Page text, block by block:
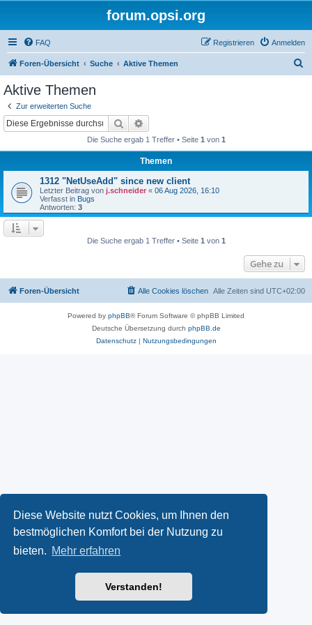
Diese Website nutzt Cookies, um Ihnen den
bestmöglichen Komfort bei der Nutzung zu
bieten. Mehr erfahren
Verstanden!
forum.opsi.org
FAQ Anmelden
Registrieren
Foren-Übersicht Suche Aktive Themen
Aktive Themen
Zur erweiterten Suche
Suche
Die Suche ergab 1 Treffer • Seite 1 von 1
Themen
1312 "NetUseAdd" since new client
Letzter Beitrag von j.schneider « 06 Aug 2026, 16:10
Verfasst in Bugs
Antworten: 3
Die Suche ergab 1 Treffer • Seite 1 von 1
Gehe zu
Foren-Übersicht Alle Zeiten sind UTC+02:00
Alle Cookies löschen
Powered by phpBB® Forum Software © phpBB Limited
Deutsche Übersetzung durch phpBB.de
Datenschutz| Nutzungsbedingungen